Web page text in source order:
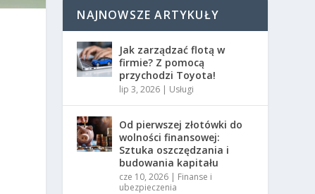
NAJNOWSZE ARTYKUŁY
Jak zarządzać flotą w
firmie? Z pomocą
przychodzi Toyota!
lip 3, 2026 | Usługi
Od pierwszej złotówki do
wolności finansowej:
Sztuka oszczędzania i
budowania kapitału
cze 10, 2026 | Finanse i
ubezpieczenia